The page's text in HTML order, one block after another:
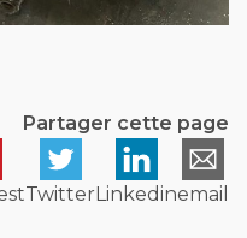
Partager cette page
TwitterLinkedinemail